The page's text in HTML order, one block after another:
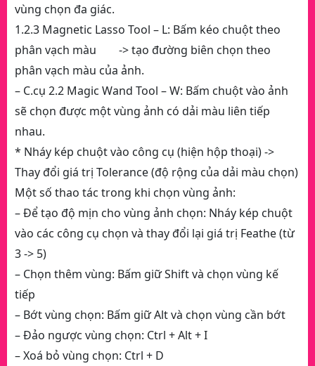
vùng chọn đa giác.
1.2.3 Magnetic Lasso Tool – L: Bấm kéo chuột theo
phân vạch màu -> tạo đường biên chọn theo
phân vạch màu của ảnh.
– C.cụ 2.2 Magic Wand Tool – W: Bấm chuột vào ảnh
sẽ chọn được một vùng ảnh có dải màu liên tiếp
nhau.
* Nháy kép chuột vào công cụ (hiện hộp thoại) ->
Thay đổi giá trị Tolerance (độ rộng của dải màu chọn)
Một số thao tác trong khi chọn vùng ảnh:
– Để tạo độ mịn cho vùng ảnh chọn: Nháy kép chuột
vào các công cụ chọn và thay đổi lại giá trị Feathe (từ
3 -> 5)
– Chọn thêm vùng: Bấm giữ Shift và chọn vùng kế
tiếp
– Bớt vùng chọn: Bấm giữ Alt và chọn vùng cần bớt
– Đảo ngược vùng chọn: Ctrl + Alt + I
– Xoá bỏ vùng chọn: Ctrl + D